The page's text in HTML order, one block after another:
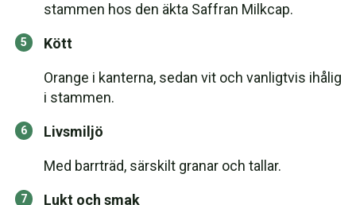
stammen hos den äkta Saffran Milkcap.
Kött
Orange i kanterna, sedan vit och vanligtvis ihålig
i stammen.
Livsmiljö
Med barrträd, särskilt granar och tallar.
Lukt och smak